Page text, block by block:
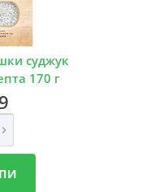
суджук
170 г